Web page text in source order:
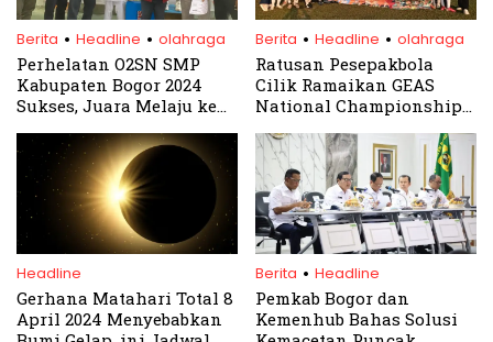
Berita . Headline . olahraga
Perhelatan O2SN SMP
Kabupaten Bogor 2024
Sukses, Juara Melaju ke
Berita . Headline . olahraga
Ratusan Pesepakbola
Cilik Ramaikan GEAS
National Championship
Headline
Gerhana Matahari Total 8
April 2024 Menyebabkan
Berita . Headline
Pemkab Bogor dan
Kemenhub Bahas Solusi